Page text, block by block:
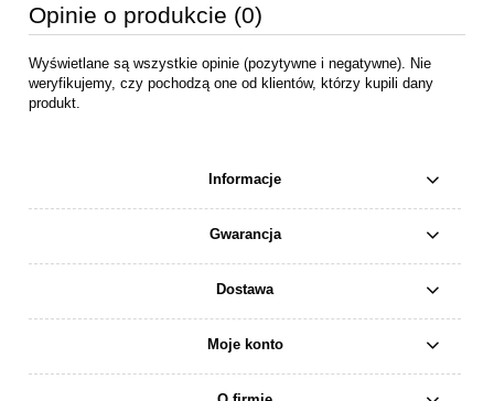
Opinie o produkcie (0)
Wyświetlane są wszystkie opinie (pozytywne i negatywne). Nie
weryfikujemy, czy pochodzą one od klientów, którzy kupili dany
produkt.
Informacje
Gwarancja
Dostawa
Moje konto